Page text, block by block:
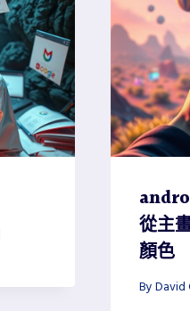
從主
顏色
By David